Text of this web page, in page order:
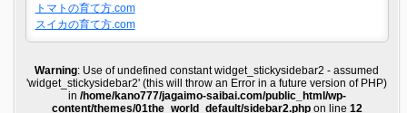
トマトの育て方.com
スイカの育て方.com
Warning: Use of undefined constant widget_stickysidebar2 - assumed
'widget_stickysidebar2' (this will throw an Error in a future version of PHP)
in /home/kano777/jagaimo-saibai.com/public_html/wp-
content/themes/01the_world_default/sidebar2.phpon line 12